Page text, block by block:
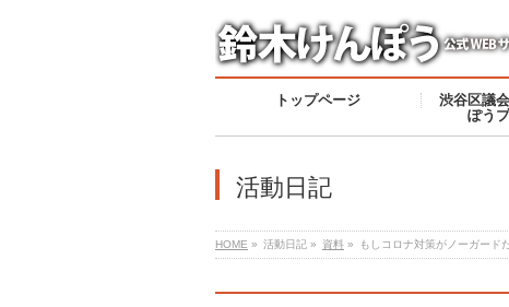
トップページ
渋谷区議
ぽう
活動日記
HOME » 活動日記 » 資料 » もしコロナ対策がノーガード